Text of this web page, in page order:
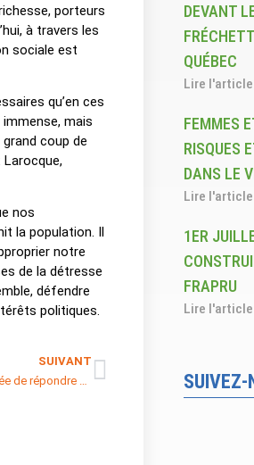
porteurs
à travers les
sociale est
qu’en ces
mais
coup de
Larocque,
nos
la population. Il
notre
de la détresse
défendre
politiques.
SUIVANT
DEVANT
QUÉBEC
Lire l'article
FEMMES
RISQUES
DANS LE
Lire l'article
1ER
FRAPRU
Lire l'article
SUIVEZ-